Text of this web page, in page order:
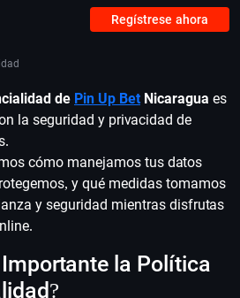
Regístrese ahora
de Pin Up Bet Nicaragua es
la seguridad y privacidad de
cómo manejamos tus datos
y qué medidas tomamos
y seguridad mientras disfrutas
la Política